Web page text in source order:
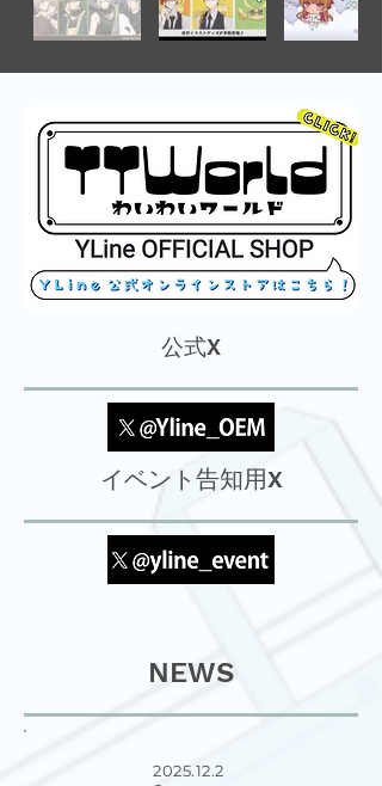
​公式X
イベント告知用X
​NEWS
2025.12.2